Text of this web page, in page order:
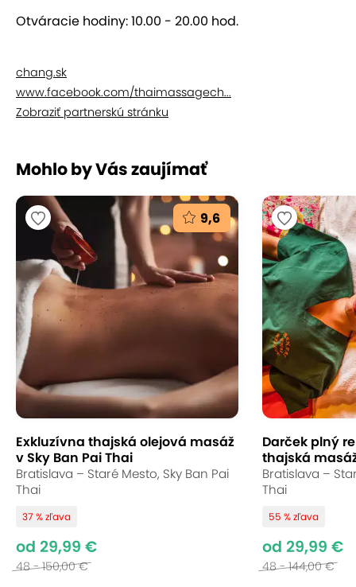
uponáhľaného dňa. O vaše telo, zmysly aj ducha
Otváracie hodiny: 10.00 - 20.00 hod.
chang.sk
www.facebook.com/thaimassagech...
Zobraziť partnerskú stránku
Mohlo by Vás zaujímať
9,6
Exkluzívna thajská olejová masáž
v Sky Ban Pai Thai
Bratislava – Staré Mesto, Sky Ban Pai
Thai
37 % zľava
od 29,99 €
48 - 150,00 €
Darček plný
thajská
Bratislava –
Thai
55 % zľava
od 29,99 €
48 - 144,00 €